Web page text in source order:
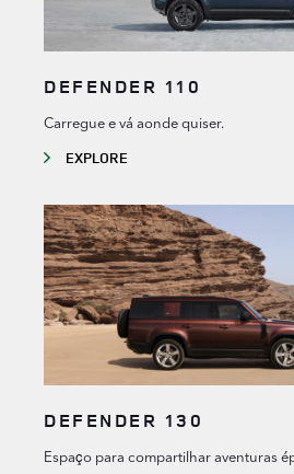
DEFENDER 110
Carregue e vá aonde quiser.
EXPLORE
DEFENDER 130
Espaço para compartilhar aventuras